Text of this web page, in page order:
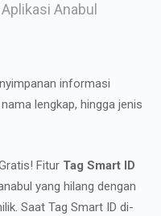
Anabul
informasi
lengkap, hingga jenis
Fitur Tag Smart ID
yang hilang dengan
Saat Tag Smart ID di-